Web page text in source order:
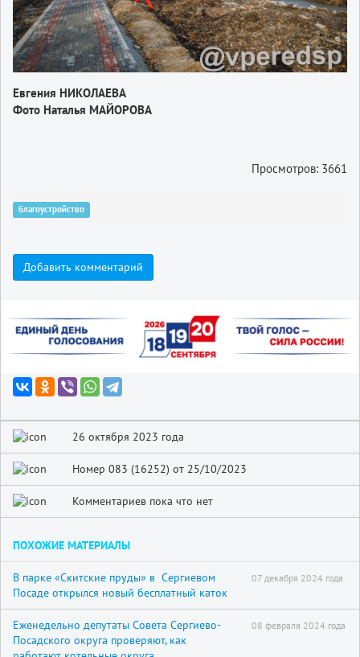
Евгения НИКОЛАЕВА
Фото Наталья МАЙОРОВА
Просмотров: 3661
благоустройство
Добавить комментарий
26 октября 2023 года
Номер 083 (16252) от 25/10/2023
Комментариев пока что нет
ПОХОЖИЕ МАТЕРИАЛЫ
В парке «Скитские пруды» в Сергиевом
Посаде открылся новый бесплатный каток
07 декабря 2024 года
Еженедельно депутаты Совета Сергиево-
Посадского округа проверяют, как
08 февраля 2024 года